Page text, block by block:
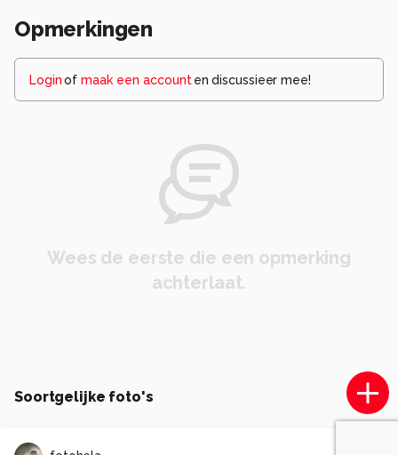
Opmerkingen
Loginof maak een account en discussieer mee!
Wees de eerste die een opmerking
achterlaat.
Soortgelijke foto's